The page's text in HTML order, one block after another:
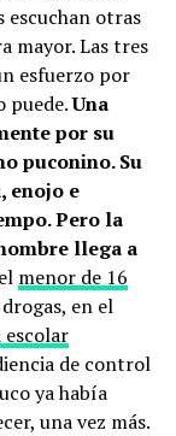
escuchan otras
mayor. Las tres
esfuerzo por
puede.Una
por su
puconino. Su
enojo e
Pero la
llega a
menor de 16
en el
escolar
de control
ya había
una vez más.